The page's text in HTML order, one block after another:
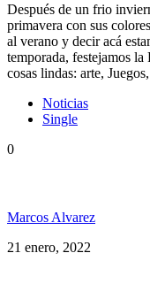
Después de un frio
primavera con sus
al verano y decir acá
temporada, festejamos
cosas lindas: arte,
Noticias
Single
0
Marcos Alvarez
21 enero, 2022